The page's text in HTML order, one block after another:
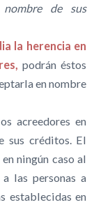
de sus
la herencia en
podrán éstos
en nombre
acreedores en
sus créditos. El
ningún caso al
las personas a
establecidas en